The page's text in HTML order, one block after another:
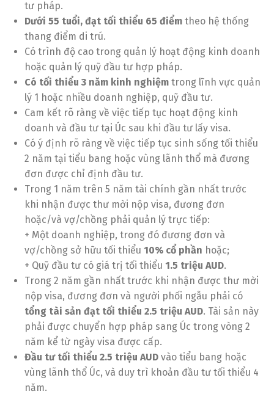
tư pháp.
Dưới 55 tuổi, đạt tối thiểu 65 điểm theo hệ thống
thang điểm di trú.
Có trình độ cao trong quản lý hoạt động kinh doanh
hoặc quản lý quỹ đầu tư hợp pháp.
Có tối thiểu 3 năm kinh nghiệm trong lĩnh vực quản
lý 1 hoặc nhiều doanh nghiệp, quỹ đầu tư.
Cam kết rõ ràng về việc tiếp tục hoạt động kinh
doanh và đầu tư tại Úc sau khi đầu tư lấy visa.
Có ý định rõ ràng về việc tiếp tục sinh sống tối thiểu
2 năm tại tiểu bang hoặc vùng lãnh thổ mà đương
đơn được chỉ định đầu tư.
Trong 1 năm trên 5 năm tài chính gần nhất trước
khi nhận được thư mời nộp visa, đương đơn
hoặc/và vợ/chồng phải quản lý trực tiếp:
+ Một doanh nghiệp, trong đó đương đơn và
vợ/chồng sở hữu tối thiểu 10% cổ phần hoặc;
+ Quỹ đầu tư có giá trị tối thiểu 1.5 triệu AUD.
Trong 2 năm gần nhất trước khi nhận được thư mời
nộp visa, đương đơn và người phối ngẫu phải có
tổng tài sản đạt tối thiểu 2.5 triệu AUD. Tài sản này
phải được chuyển hợp pháp sang Úc trong vòng 2
năm kể từ ngày visa được cấp.
Đầu tư tối thiểu 2.5 triệu AUD vào tiểu bang hoặc
vùng lãnh thổ Úc, và duy trì khoản đầu tư tối thiểu 4
năm.